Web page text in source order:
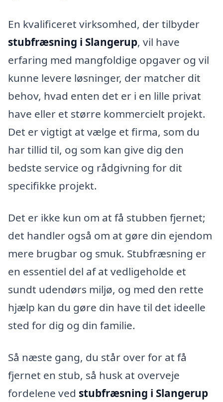
En kvalificeret virksomhed, der tilbyder
stubfræsning i Slangerup, vil have
erfaring med mangfoldige opgaver og vil
kunne levere løsninger, der matcher dit
behov, hvad enten det er i en lille privat
have eller et større kommercielt projekt.
Det er vigtigt at vælge et firma, som du
har tillid til, og som kan give dig den
bedste service og rådgivning for dit
specifikke projekt.
Det er ikke kun om at få stubben fjernet;
det handler også om at gøre din ejendom
mere brugbar og smuk. Stubfræsning er
en essentiel del af at vedligeholde et
sundt udendørs miljø, og med den rette
hjælp kan du gøre din have til det ideelle
sted for dig og din familie.
Så næste gang, du står over for at få
fjernet en stub, så husk at overveje
fordelene ved stubfræsning i Slangerup